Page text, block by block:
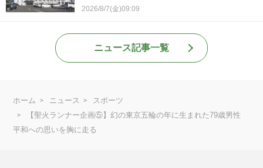
2026/8/7(金)09:09
ニュース記事一覧
ホーム ニュース
スポーツ
【聖火ランナー企画⑤】幻の東京五輪の年に生まれた79歳男性
平和への思いを胸に走る